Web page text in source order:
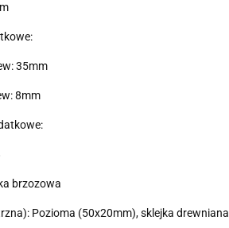
35mm
8mm
brzozowa
Pozioma (50x20mm), sklejka drewniana